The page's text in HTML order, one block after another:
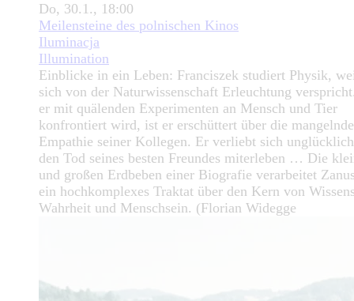
Do, 30.1., 18:00
Meilensteine des polnischen Kinos
Iluminacja
Illumination
Einblicke in ein Leben: Franciszek studiert Physik,
sich von der Naturwissenschaft Erleuchtung
er mit quälenden Experimenten an Mensch und Tier
konfrontiert wird, ist er erschüttert über die mangelnde
Empathie seiner Kollegen. Er verliebt sich
den Tod seines besten Freundes miterleben … Die
und großen Erdbeben einer Biografie verarbeitet
ein hochkomplexes Traktat über den Kern von
Wahrheit und Menschsein. (Florian Widegge